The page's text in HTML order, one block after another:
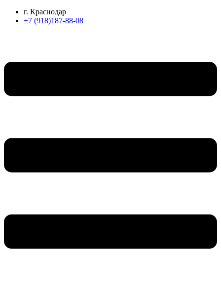
г. Краснодар
+7 (918)187-88-08